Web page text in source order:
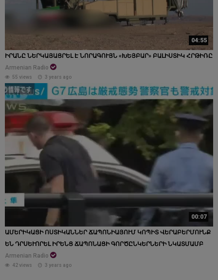
04:55
ԻՐԱՆԸ ՆԵՐԿԱՅԱՑՐԵԼ Է ՆՈՐԱԳՈՒՅՆ «ԽԵՅԲԱՐ» ԲԱԼԻՍՏԻԿ ՀՐԹԻՌԸ
Armenian Radio
55 views 3 years ago
00:07
ԱՄԵՐԻԿԱՑԻ ՈՍՏԻԿԱՆՆԵՐ ՃԱՊՈՆԻԱՅՈՒՄ ԿՈՊԻՏ ՎԵՐԱԲԵՐՄՈՒՆՔ
ԵՆ ԴՐՍԵՒՈՐԵԼ ԻՐԵՆՑ ՃԱՊՈՆԱՑԻ ԳՈՐԾԸՆԿԵՐՆԵՐԻ ՆԿԱՏՄԱՄԲ
Armenian Radio
42 views 3 years ago